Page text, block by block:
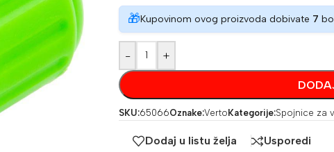
🎁Kupovinom ovog proizvoda dobivate 7
- +
SKU:65066Oznake:Verto Kategorije:Spojnice za
Dodaj u listu želja Usporedi